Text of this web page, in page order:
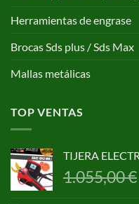
Herramientas de engrase
Brocas Sds plus / Sds Max
Mallas metálicas
TOP VENTAS
TIJERA
1.055,00€